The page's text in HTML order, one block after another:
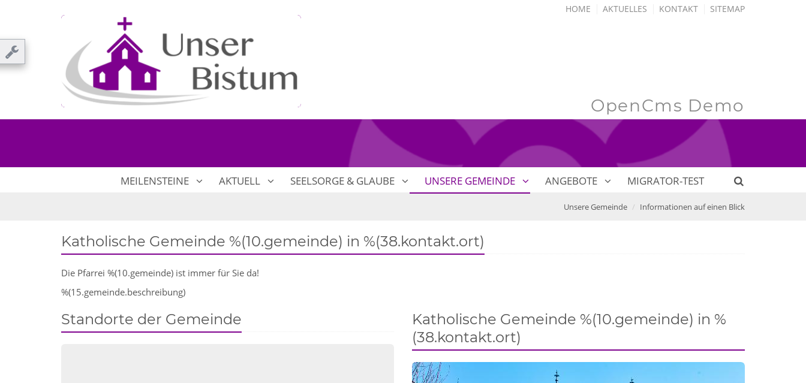
HOME AKTUELLES KONTAKT SITEMAP
OpenCms Demo
MEILENSTEINE AKTUELL SEELSORGE & GLAUBE UNSERE GEMEINDE ANGEBOTE MIGRATOR-TEST
Unsere Gemeinde Informationen auf einen Blick
Katholische Gemeinde %(10.gemeinde) in %(38.kontakt.ort)
Die Pfarrei %(10.gemeinde) ist immer für Sie da!
%(15.gemeinde.beschreibung)
Standorte der Gemeinde
Katholische Gemeinde %(10.gemeinde) in %
(38.kontakt.ort)